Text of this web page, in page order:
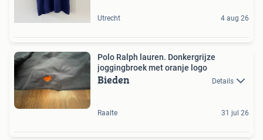
Utrecht 4 aug 26
Polo Ralph lauren. Donkergrijze
joggingbroek met oranje logo
Bieden Details
Raalte 31 jul 26